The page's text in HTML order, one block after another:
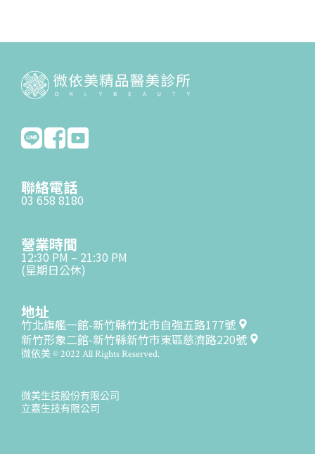
聯絡電話
03 658 8180
營業時間
12:30 PM – 21:30 PM
(星期日公休)
地址
竹北旗艦一館-新竹縣竹北市自強五路177號
新竹形象二館-新竹縣新竹市東區慈濟路220號
微依美 © 2022 All Rights Reserved.
微美生技股份有限公司
立嘉生技有限公司